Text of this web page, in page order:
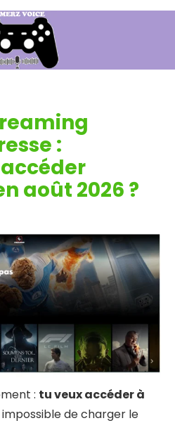
:
août 2026 ?
: tu veux accéder à
impossible de charger le